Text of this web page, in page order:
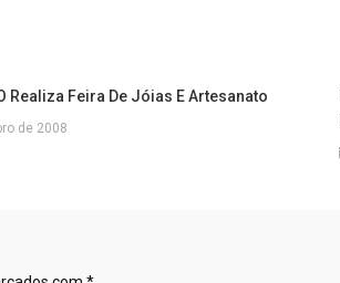
Realiza Feira De Jóias E Artesanato
de 2008